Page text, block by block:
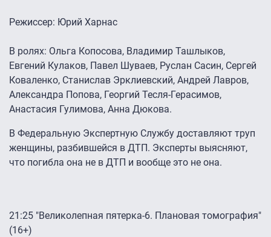
Режиссер: Юрий Харнас
В ролях: Ольга Копосова, Владимир Ташлыков,
Евгений Кулаков, Павел Шуваев, Руслан Сасин, Сергей
Коваленко, Станислав Эрклиевский, Андрей Лавров,
Александра Попова, Георгий Тесля-Герасимов,
Анастасия Гулимова, Анна Дюкова.
В Федеральную Экспертную Службу доставляют труп
женщины, разбившейся в ДТП. Эксперты выясняют,
что погибла она не в ДТП и вообще это не она.
21:25 "Великолепная пятерка-6. Плановая томография"
(16+)